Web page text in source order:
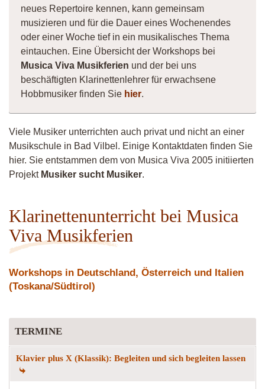
neues Repertoire kennen, kann gemeinsam
musizieren und für die Dauer eines Wochenendes
oder einer Woche tief in ein musikalisches Thema
eintauchen. Eine Übersicht der Workshops bei
Musica Viva Musikferien und der bei uns
beschäftigten Klarinettenlehrer für erwachsene
Hobbmusiker finden Sie hier.
Viele Musiker unterrichten auch privat und nicht an einer
Musikschule in Bad Vilbel. Einige Kontaktdaten finden Sie
hier. Sie entstammen dem von Musica Viva 2005 initiierten
Projekt Musiker sucht Musiker.
Klarinettenunterricht bei Musica
Viva Musikferien
Workshops in Deutschland, Österreich und Italien
(Toskana/Südtirol)
TERMINE
Klavier plus X (Klassik): Begleiten und sich begleiten lassen